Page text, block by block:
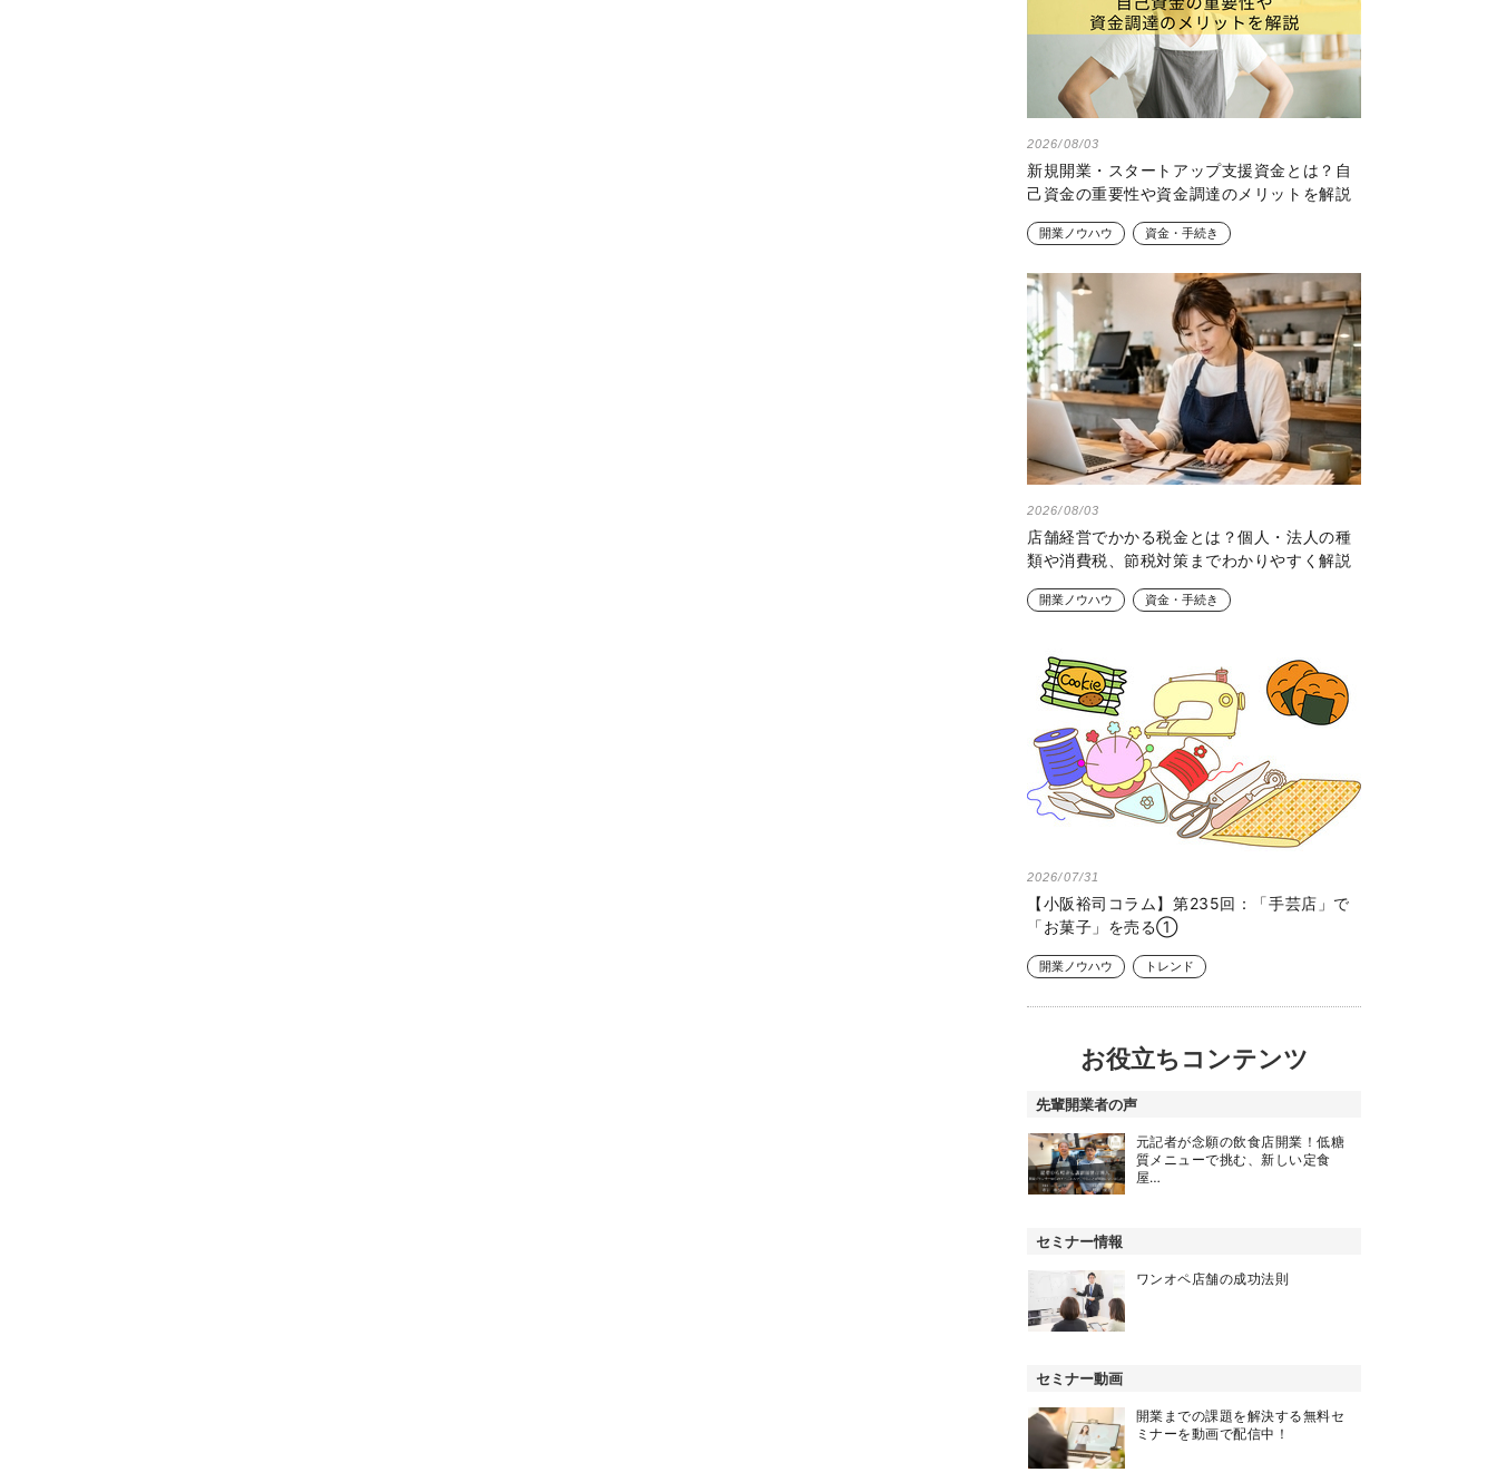
2026/08/03
新規開業・スタートアップ支援資金とは？自
己資金の重要性や資金調達のメリットを解説
開業ノウハウ 資金・手続き
2026/08/03
店舗経営でかかる税金とは？個人・法人の種
類や消費税、節税対策までわかりやすく解説
開業ノウハウ 資金・手続き
2026/07/31
【小阪裕司コラム】第235回：「手芸店」で
「お菓子」を売る①
開業ノウハウ トレンド
お役立ちコンテンツ
先輩開業者の声
元記者が念願の飲食店開業！低糖
質メニューで挑む、新しい定食
屋…
セミナー情報
ワンオペ店舗の成功法則
セミナー動画
開業までの課題を解決する無料セ
ミナーを動画で配信中！